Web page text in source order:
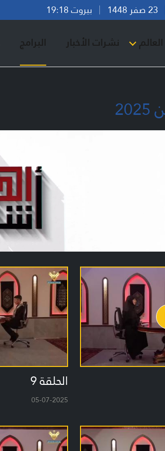
بيروت 19:18
العالم نشرات الأخبار البرامج
الحلقة 9
05-07-2025